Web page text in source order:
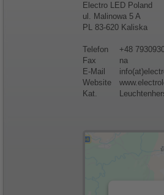
Electro LED Poland
ul. Malinowa 5 A
PL 83-620 Kaliska
Telefon
+48
Fax
na
E-Mail
Website
Kat.